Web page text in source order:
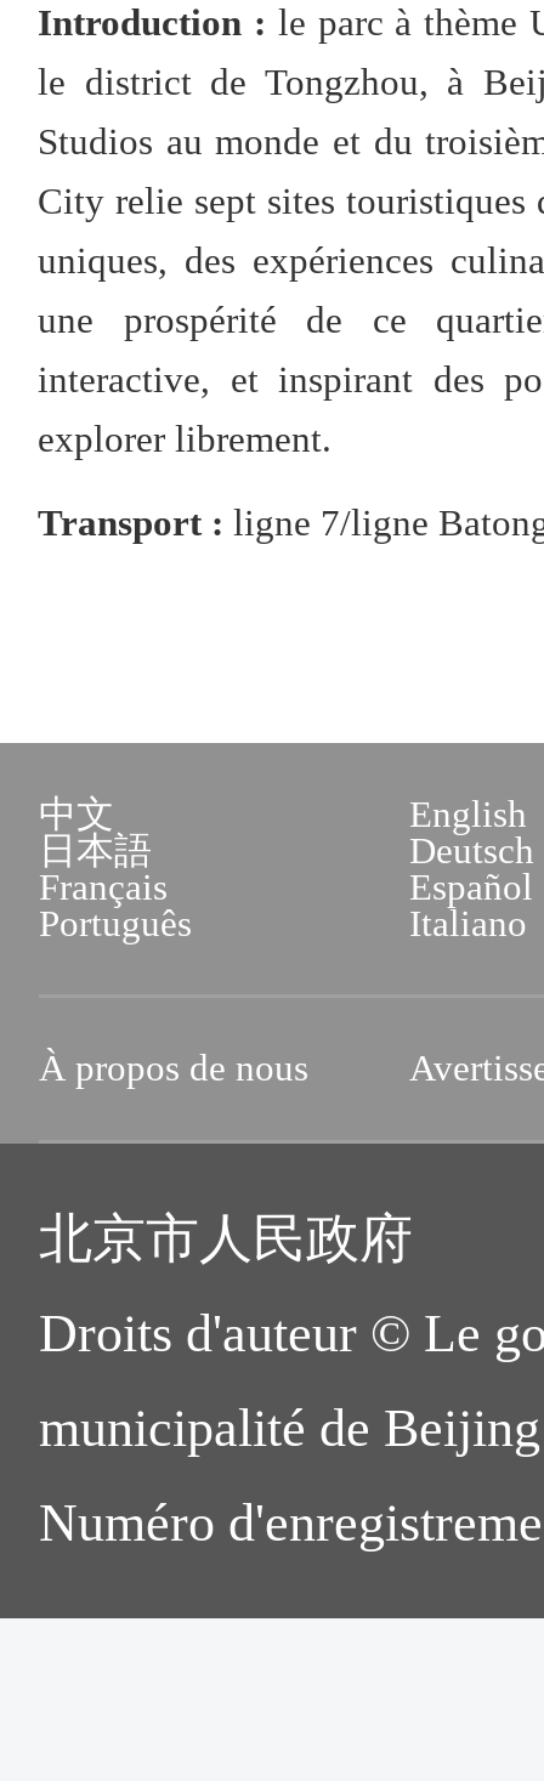
Introduction : le parc à thème
le district de Tongzhou, à
Studios au monde et du
City relie sept sites touristiques
uniques, des expériences
une prospérité de ce
interactive, et inspirant des
explorer librement.
Transport : ligne 7/ligne
中文
English
日本語
Deutsch
Français
Español
Português
Italiano
À propos de nous
北京市人民政府
Droits d'auteur © Le
municipalité de
Numéro